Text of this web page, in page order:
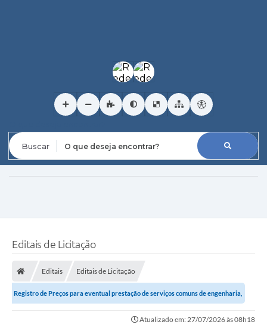
Editais de Licitação
Editais Editais de Licitação
Registro de Preços para eventual prestação de serviços comuns de engenharia,
Atualizado em: 27/07/2026 às 08h18